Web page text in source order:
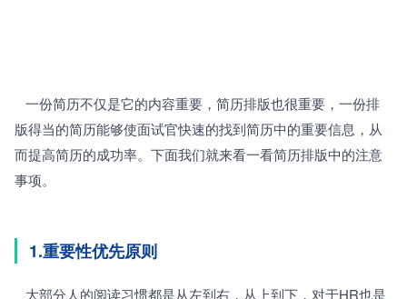
版得当的简历能够使面试官快速的找到简历中的重要信息，从
而提高简历的成功率。下面我们就来看一看简历排版中的注意
事项。
1.重要性优先原则